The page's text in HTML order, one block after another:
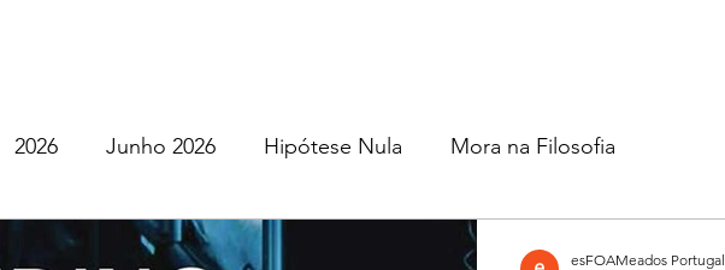
2026 Junho 2026 Hipótese Nula Mora na Filosofia
PT Podcast 2025 2022
esFOAMeados Portugal